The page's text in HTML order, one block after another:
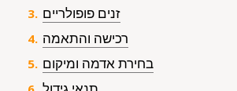
זנים פופולריים
רכישה והתאמה
בחירת אדמה ומיקום